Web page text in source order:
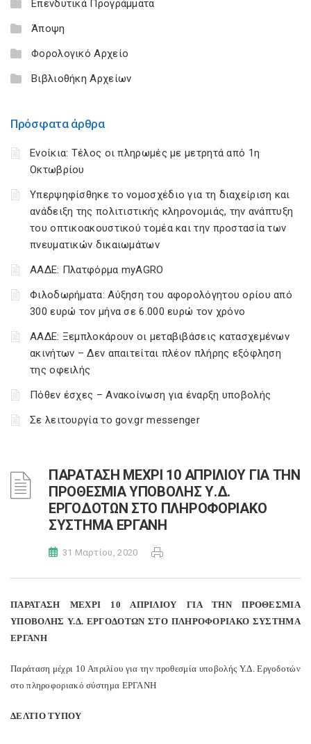
Επενδυτικά Προγράμματα
Άποψη
Φορολογικό Αρχείο
Βιβλιοθήκη Αρχείων
Πρόσφατα άρθρα
Ενοίκια: Τέλος οι πληρωμές με μετρητά από 1η
Οκτωβρίου
Υπερψηφίσθηκε το νομοσχέδιο για τη διαχείριση και
ανάδειξη της πολιτιστικής κληρονομιάς, την ανάπτυξη
του οπτικοακουστικού τομέα και την προστασία των
πνευματικών δικαιωμάτων
ΑΑΔΕ: Πλατφόρμα myAGRO
Φιλοδωρήματα: Αύξηση του αφορολόγητου ορίου από
300 ευρώ τον μήνα σε 6.000 ευρώ τον χρόνο
ΑΑΔΕ: Ξεμπλοκάρουν οι μεταβιβάσεις κατασχεμένων
ακινήτων – Δεν απαιτείται πλέον πλήρης εξόφληση
της οφειλής
Πόθεν έσχες – Ανακοίνωση για έναρξη υποβολής
Σε λειτουργία το gov.gr messenger
ΠΑΡΑΤΑΣΗ ΜΕΧΡΙ 10 ΑΠΡΙΛΙΟΥ ΓΙΑ ΤΗΝ
ΠΡΟΘΕΣΜΙΑ ΥΠΟΒΟΛΗΣ Υ.Δ.
ΕΡΓΟΔΟΤΩΝ ΣΤΟ ΠΛΗΡΟΦΟΡΙΑΚΟ
ΣΥΣΤΗΜΑ ΕΡΓΑΝΗ
31 Μαρτίου, 2020
ΠΑΡΑΤΑΣΗ ΜΕΧΡΙ 10 ΑΠΡΙΛΙΟΥ ΓΙΑ ΤΗΝ ΠΡΟΘΕΣΜΙΑ
ΥΠΟΒΟΛΗΣ Υ.Δ. ΕΡΓΟΔΟΤΩΝ ΣΤΟ ΠΛΗΡΟΦΟΡΙΑΚΟ ΣΥΣΤΗΜΑ
ΕΡΓΑΝΗ
Παράταση μέχρι 10 Απριλίου για την προθεσμία υποβολής Υ.Δ. Εργοδοτών
στο πληροφοριακό σύστημα ΕΡΓΑΝΗ
ΔΕΛΤΙΟ ΤΥΠΟΥ